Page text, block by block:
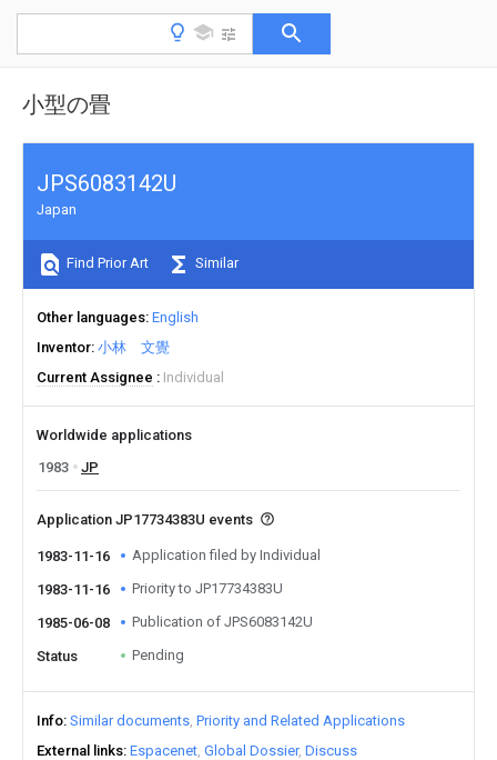
小型の畳
JPS6083142U
Japan
Find Prior Art Similar
Other languages English
Inventor 小林 文覺
Current Assignee
Individual
Worldwide applications
1983
JP
Application JP17734383U events
1983-11-16 Application filed by Individual
1983-11-16 Priority to JP17734383U
1985-06-08 Publication of JPS6083142U
Status Pending
Info Similar documents Priority and Related Applications
External links Espacenet Global Dossier Discuss